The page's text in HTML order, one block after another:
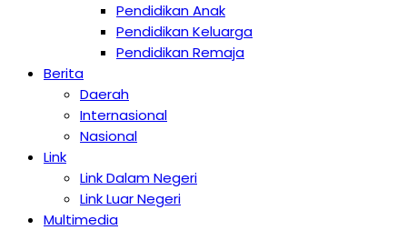
Pendidikan Anak
Pendidikan Keluarga
Pendidikan Remaja
Berita
Daerah
Internasional
Nasional
Link
Link Dalam Negeri
Link Luar Negeri
Multimedia